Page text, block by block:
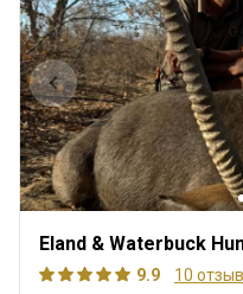
Eland & Waterbuck
9.9
10